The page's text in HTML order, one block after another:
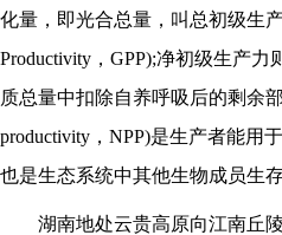
化量，即光合总量，叫总初级生
Productivity，GPP);净初级生产
质总量中扣除自养呼吸后的剩余
productivity，NPP)是生产者能用
也是生态系统中其他生物成员生
湖南地处云贵高原向江南丘